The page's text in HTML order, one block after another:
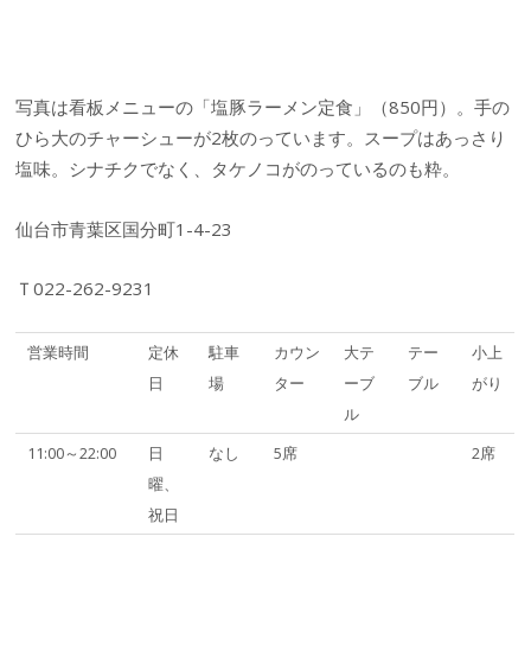
写真は看板メニューの「塩豚ラーメン定食」（850円）。手の
ひら大のチャーシューが2枚のっています。スープはあっさり
塩味。シナチクでなく、タケノコがのっているのも粋。
仙台市青葉区国分町1-4-23
Ｔ022-262-9231
営業時間
定休
日
駐車
場
カウン
ター
大テ
ーブ
ル
テー
ブル
小上
がり
11:00～22:00
日
曜、
祝日
なし 5席 2席